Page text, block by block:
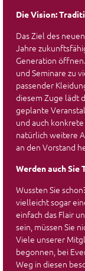
Die Vision:
Das Ziel des
Jahre
Generation
und Seminare zu
passender
diesem Zuge lädt
geplante
und auch
natürlich weitere
an den Vorstand
Werden auch Sie
Wussten Sie
vielleicht sogar
einfach das Flair
sein, müssen Sie
Viele unserer
begonnen, bei
Weg in diesen